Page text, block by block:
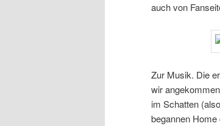
auch von
Zur Musik. Die
wir
im Schatten
begannen